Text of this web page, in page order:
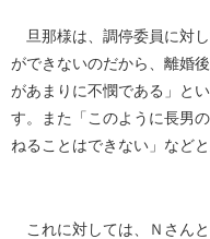
旦那様は、調停委員に対
ができないのだから、離婚
があまりに不憫である」と
す。また「このように長男
ねることはできない」など
これに対しては、Ｎさん